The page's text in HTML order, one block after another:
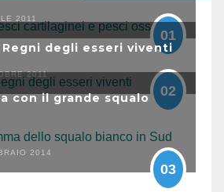
2011
01
degli esseri viventi
2011
02
con il grande squalo
2014
03